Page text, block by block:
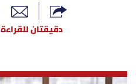
محليات
دقيقتان للقراءة